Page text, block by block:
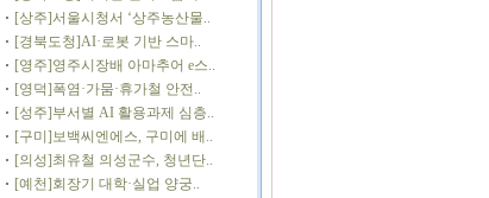
[상주]서울시청서 ‘상주농산물..
[경북도청]AI·로봇 기반 스마..
[영주]영주시장배 아마추어 e스..
[영덕]폭염·가뭄·휴가철 안전..
[성주]부서별 AI 활용과제 심층..
[구미]보백씨엔에스, 구미에 배..
[의성]최유철 의성군수, 청년단..
[예천]회장기 대학·실업 양궁..